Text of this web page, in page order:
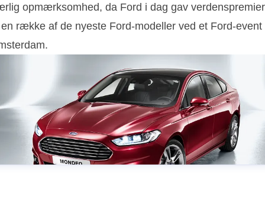
opmærksomhed, da Ford i dag gav
række af de nyeste Ford-modeller ved et Ford-event